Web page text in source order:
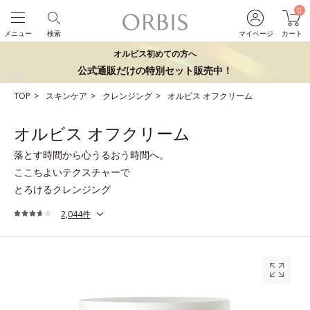
マイページ
0
カート
検索
メニュー
オルビス初めての方へ
公式通販だけの特別セット販売中！
TOP スキンケア クレンジング オルビス オフクリーム
オルビス オフクリーム
落とす時間から心うるおう時間へ。
ここちよいテクスチャーで
とろけるクレンジング
2,044件